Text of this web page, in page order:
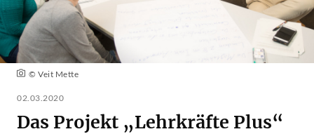
© Veit Mette
02.03.2020
Das Projekt „Lehrkräfte Plus“